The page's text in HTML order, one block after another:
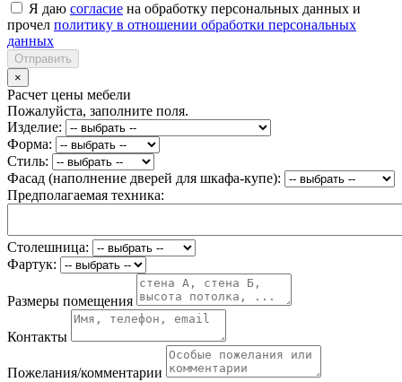
Я даю согласие на обработку персональных данных и
прочел политику в отношении обработки персональных
данных
Отправить
×
Расчет цены мебели
Пожалуйста, заполните поля.
Изделие:
Форма:
Стиль:
Фасад (наполнение дверей для шкафа-купе):
Предполагаемая техника:
Столешница:
Фартук:
Размеры помещения
Контакты
Пожелания/комментарии